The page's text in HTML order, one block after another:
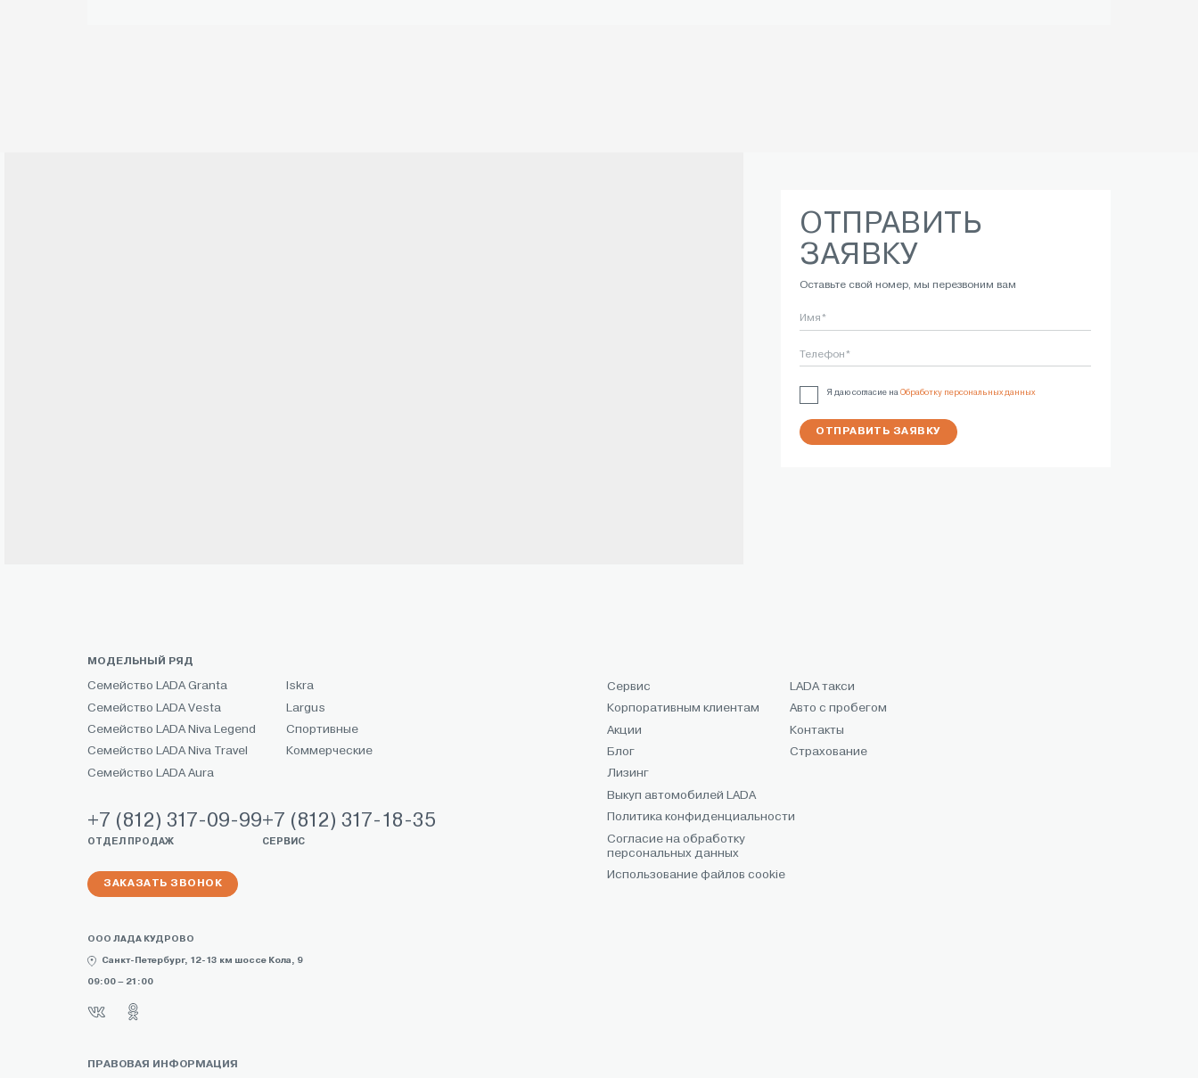
ОТПРАВИТЬ
ЗАЯВКУ
Оставьте свой номер, мы перезвоним вам
Имя*
Телефон*
Я даю согласие на Обработку персональных данных
ОТПРАВИТЬ ЗАЯВКУ
МОДЕЛЬНЫЙ РЯД
Семейство LADA Granta
Семейство LADA Vesta
Семейство LADA Niva Legend
Семейство LADA Niva Travel
Семейство LADA Aura
Iskra
Largus
Спортивные
Коммерческие
+7 (812) 317-09-99
ОТДЕЛ ПРОДАЖ
+7 (812) 317-18-35
СЕРВИС
ЗАКАЗАТЬ ЗВОНОК
ООО ЛАДА КУДРОВО
Санкт-Петербург, 12-13 км шоссе Кола, 9
09:00 – 21:00
Сервис
Корпоративным клиентам
Акции
Блог
LADA такси
Авто с пробегом
Контакты
Страхование
Лизинг
Выкуп автомобилей LADA
Политика конфиденциальности
Согласие на обработку
персональных данных
Использование файлов cookie
ПРАВОВАЯ ИНФОРМАЦИЯ